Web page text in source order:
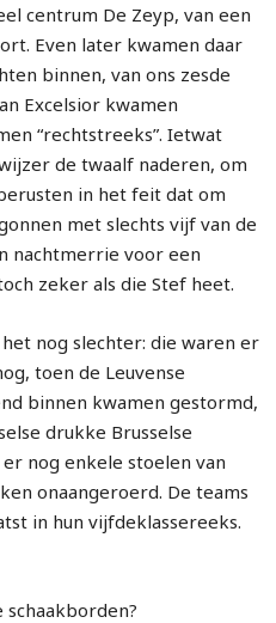
centrum De Zeyp, van een
Even later kwamen daar
binnen, van ons zesde
Excelsior kwamen
“rechtstreeks”. Ietwat
de twaalf naderen, om
in het feit dat om
met slechts vijf van de
nachtmerrie voor een
zeker als die Stef heet.
nog slechter: die waren er
toen de Leuvense
binnen kwamen gestormd,
drukke Brusselse
nog enkele stoelen van
onaangeroerd. De teams
in hun vijfdeklassereeks.